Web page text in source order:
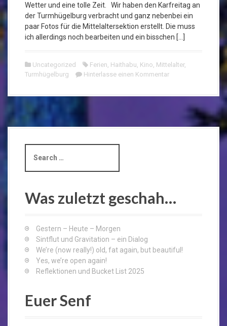
Wetter und eine tolle Zeit. Wir haben den Karfreitag an
der Turmhügelburg verbracht und ganz nebenbei ein
paar Fotos für die Mittelaltersektion erstellt. Die muss
ich allerdings noch bearbeiten und ein bisschen […]
Uncategorized Ferien, Haithabu, Kino, Mittelalter,
Turmhügelburg
Hinterlasse einen Kommentar
a
c
h
Was zuletzt geschah…
Gestern – Heute – Morgen
Sintflut und Gravitation – ein Dialog
We’re (now really!) old, fat again, but beautiful!
Yes, we’re open again!
Reflektionen und Bucket List 2025
Euer Senf